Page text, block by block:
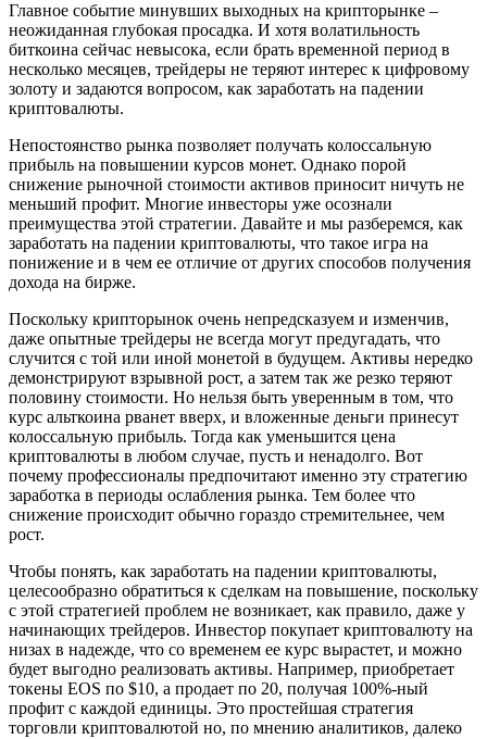
Главное событие минувших выходных на крипторынке –
неожиданная глубокая просадка. И хотя волатильность
биткоина сейчас невысока, если брать временной период в
несколько месяцев, трейдеры не теряют интерес к цифровому
золоту и задаются вопросом, как заработать на падении
криптовалюты.
Непостоянство рынка позволяет получать колоссальную
прибыль на повышении курсов монет. Однако порой
снижение рыночной стоимости активов приносит ничуть не
меньший профит. Многие инвесторы уже осознали
преимущества этой стратегии. Давайте и мы разберемся, как
заработать на падении криптовалюты, что такое игра на
понижение и в чем ее отличие от других способов получения
дохода на бирже.
Поскольку крипторынок очень непредсказуем и изменчив,
даже опытные трейдеры не всегда могут предугадать, что
случится с той или иной монетой в будущем. Активы нередко
демонстрируют взрывной рост, а затем так же резко теряют
половину стоимости. Но нельзя быть уверенным в том, что
курс альткоина рванет вверх, и вложенные деньги принесут
колоссальную прибыль. Тогда как уменьшится цена
криптовалюты в любом случае, пусть и ненадолго. Вот
почему профессионалы предпочитают именно эту стратегию
заработка в периоды ослабления рынка. Тем более что
снижение происходит обычно гораздо стремительнее, чем
рост.
Чтобы понять, как заработать на падении криптовалюты,
целесообразно обратиться к сделкам на повышение, поскольку
с этой стратегией проблем не возникает, как правило, даже у
начинающих трейдеров. Инвестор покупает криптовалюту на
низах в надежде, что со временем ее курс вырастет, и можно
будет выгодно реализовать активы. Например, приобретает
токены EOS по $10, а продает по 20, получая 100%-ный
профит с каждой единицы. Это простейшая стратегия
торговли криптовалютой но, по мнению аналитиков, далеко